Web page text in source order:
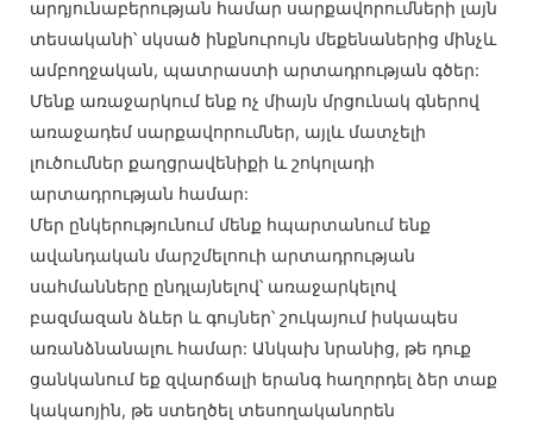
արդյունաբերության համար սարքավորումների լայն
տեսականի՝ սկսած ինքնուրույն մեքենաներից մինչև
ամբողջական, պատրաստի արտադրության գծեր:
Մենք առաջարկում ենք ոչ միայն մրցունակ գներով
առաջադեմ սարքավորումներ, այլև մատչելի
լուծումներ քաղցրավենիքի և շոկոլադի
արտադրության համար:
Մեր ընկերությունում մենք հպարտանում ենք
ավանդական մարշմելոուի արտադրության
սահմանները ընդլայնելով՝ առաջարկելով
բազմազան ձևեր և գույներ՝ շուկայում իսկապես
առանձնանալու համար: Անկախ նրանից, թե դուք
ցանկանում եք զվարճալի երանգ հաղորդել ձեր տաք
կակաոյին, թե ստեղծել տեսողականորեն